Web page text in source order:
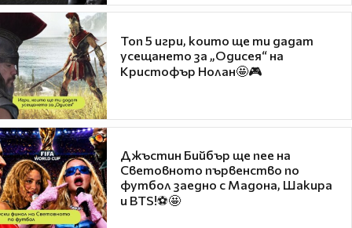
Топ 5 игри, които ще ти дадат
усещането за „Одисея“ на
Кристофър Нолан🤩🎮
Джъстин Бийбър ще пее на
Световното първенство по
футбол заедно с Мадона, Шакира
и BTS!⚽🤩